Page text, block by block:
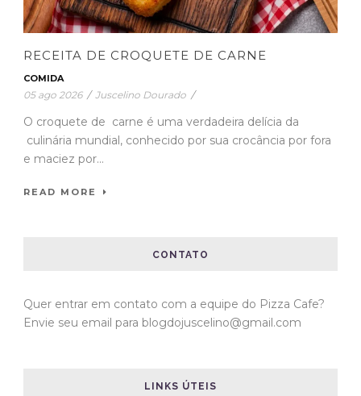
RECEITA DE CROQUETE DE CARNE
COMIDA
05 ago 2026 / Juscelino Dourado /
O croquete de carne é uma verdadeira delícia da
culinária mundial, conhecido por sua crocância por fora
e maciez por...
READ MORE
CONTATO
Quer entrar em contato com a equipe do Pizza Cafe?
Envie seu email para blogdojuscelino@gmail.com
LINKS ÚTEIS